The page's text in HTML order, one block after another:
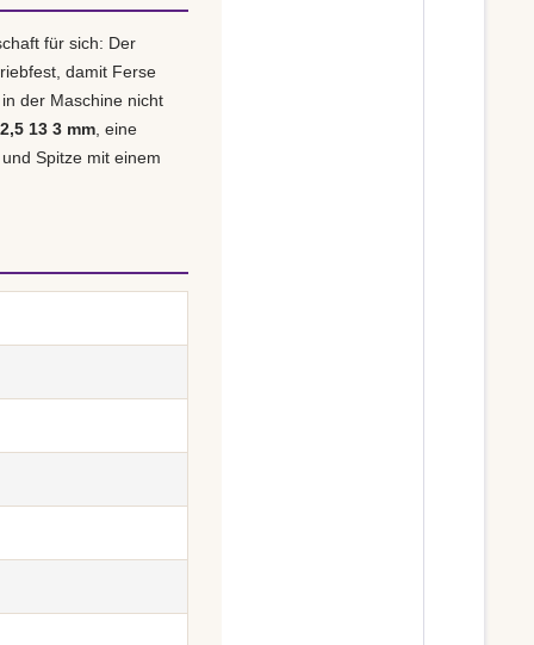
für sich: Der
damit Ferse
der Maschine nicht
2,5 13 3 mm , eine
Spitze mit einem